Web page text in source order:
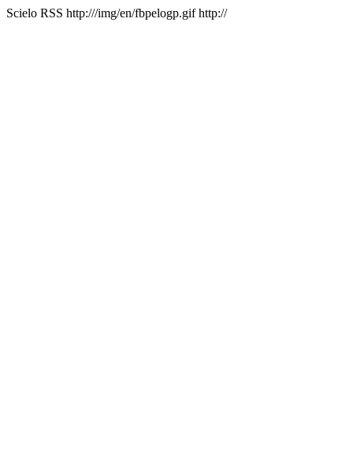
Scielo RSS http:///img/en/fbpelogp.gif http://